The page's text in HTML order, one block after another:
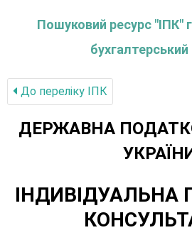
Пошуковий ресурс "ІПК"
бухгалтерський
До переліку IПК
ДЕРЖАВНА
ІНДИВІДУАЛЬНА